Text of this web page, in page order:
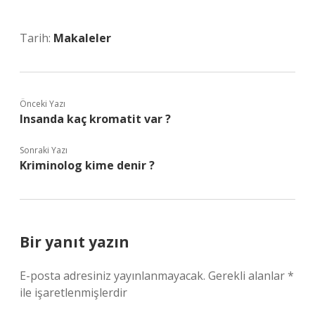
Tarih: Makaleler
Önceki Yazı
Insanda kaç kromatit var ?
Sonraki Yazı
Kriminolog kime denir ?
Bir yanıt yazın
E-posta adresiniz yayınlanmayacak. Gerekli alanlar*
ile işaretlenmişlerdir